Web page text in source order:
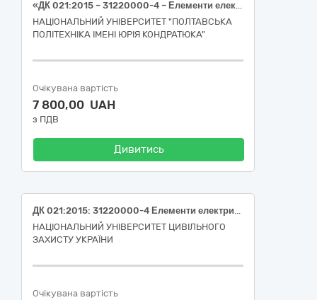
«ДК 021:2015 – 31220000-4 – Елементи електричних схем (Шина нульова на 7 отворів, PIN шина однофазна 63 А, PIN шина трифазна 63 А, шина мідна, розетка подвійна вбудована, коробка розподільна D=100мм, коробка монтажна D=68мм – 31220000-4)»
НАЦІОНАЛЬНИЙ УНІВЕРСИТЕТ "ПОЛТАВСЬКА
ПОЛІТЕХНІКА ІМЕНІ ЮРІЯ КОНДРАТЮКА"
Очікувана вартість
7 800,00 UAH
з ПДВ
Дивитись
ДК 021:2015: 31220000-4 Елементи електричних схем (Розетки, рамки, коробки монтажні, коробки установчі, вилки мережеві, наконечники трубчаті)
НАЦІОНАЛЬНИЙ УНІВЕРСИТЕТ ЦИВІЛЬНОГО
ЗАХИСТУ УКРАЇНИ
Очікувана вартість